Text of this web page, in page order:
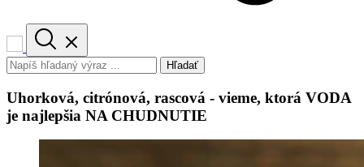
Hľadať
Uhorková, citrónová, rascová - vieme, ktorá VODA
je najlepšia NA CHUDNUTIE